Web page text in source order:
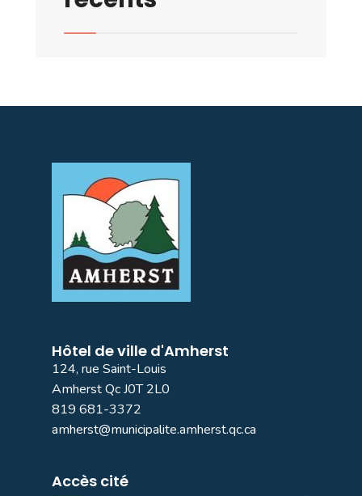
Hôtel de ville d'Amherst
124, rue Saint-Louis
Amherst Qc J0T 2L0
819 681-3372
amherst@municipalite.amherst.qc.ca
Accès cité